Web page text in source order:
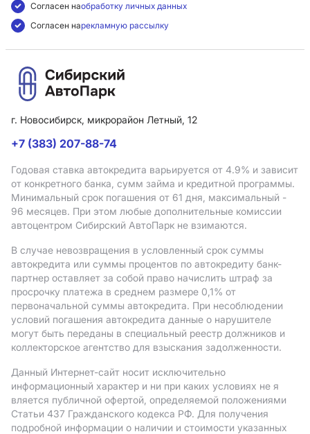
Согласен наобработку личных данных
Согласен нарекламную рассылку
г. Новосибирск, микрорайон Летный, 12
+7 (383) 207-88-74
Годовая ставка автокредита варьируется от 4.9% и зависит
от конкретного банка, сумм займа и кредитной программы.
Минимальный срок погашения от 61 дня, максимальный -
96 месяцев. При этом любые дополнительные комиссии
автоцентром Сибирский АвтоПарк не взимаются.
В случае невозвращения в условленный срок суммы
автокредита или суммы процентов по автокредиту банк-
партнер оставляет за собой право начислить штраф за
просрочку платежа в среднем размере 0,1% от
первоначальной суммы автокредита. При несоблюдении
условий погашения автокредита данные о нарушителе
могут быть переданы в специальный реестр должников и
коллекторское агентство для взыскания задолженности.
Данный Интернет-сайт носит исключительно
информационный характер и ни при каких условиях не я
вляется публичной офертой, определяемой положениями
Статьи 437 Гражданского кодекса РФ. Для получения
подробной информации о наличии и стоимости указанных